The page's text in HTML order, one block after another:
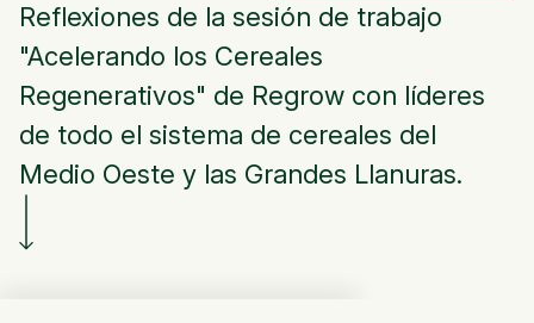
Reflexiones de la sesión de trabajo
"Acelerando los Cereales
Regenerativos" de Regrow con líderes
de todo el sistema de cereales del
Medio Oeste y las Grandes Llanuras.